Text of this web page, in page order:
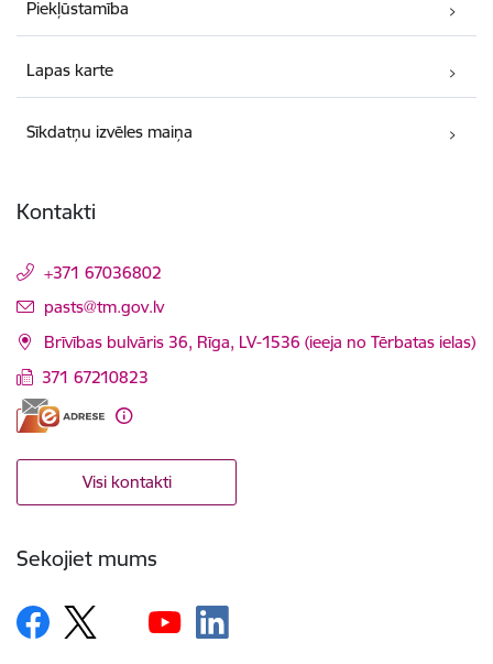
Piekļūstamība
Lapas karte
Sīkdatņu izvēles maiņa
Kontakti
+371 67036802
E-pasts:
pasts@tm.gov.lv
Brīvības bulvāris 36, Rīga, LV-1536 (ieeja no Tērbatas ielas)
371 67210823
Visi kontakti
Sekojiet mums